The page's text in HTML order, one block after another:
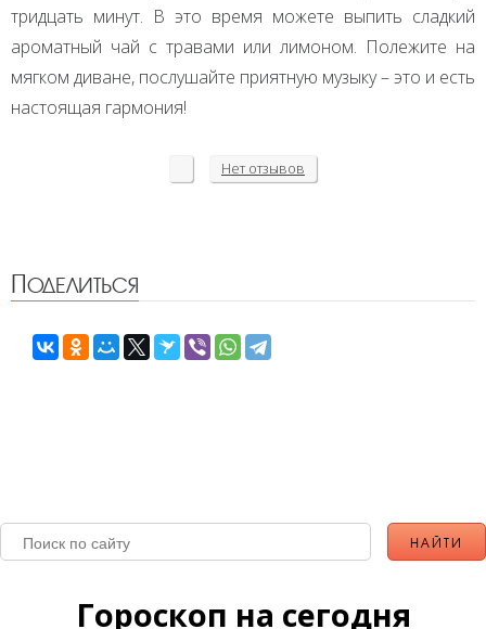
тридцать минут. В это время можете выпить сладкий
ароматный чай с травами или лимоном. Полежите на
мягком диване, послушайте приятную музыку – это и есть
настоящая гармония!
Нет отзывов
Поделиться
Гороскоп на сегодня